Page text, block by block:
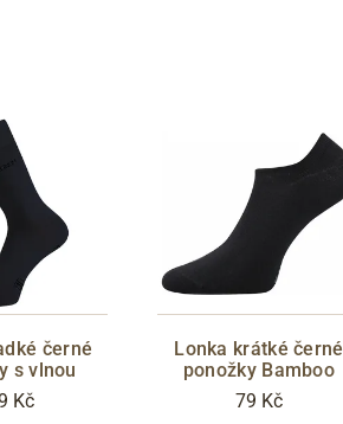
černé
s vlnou
Kč
Lonka krátké černé
ponožky Bamboo
79 Kč